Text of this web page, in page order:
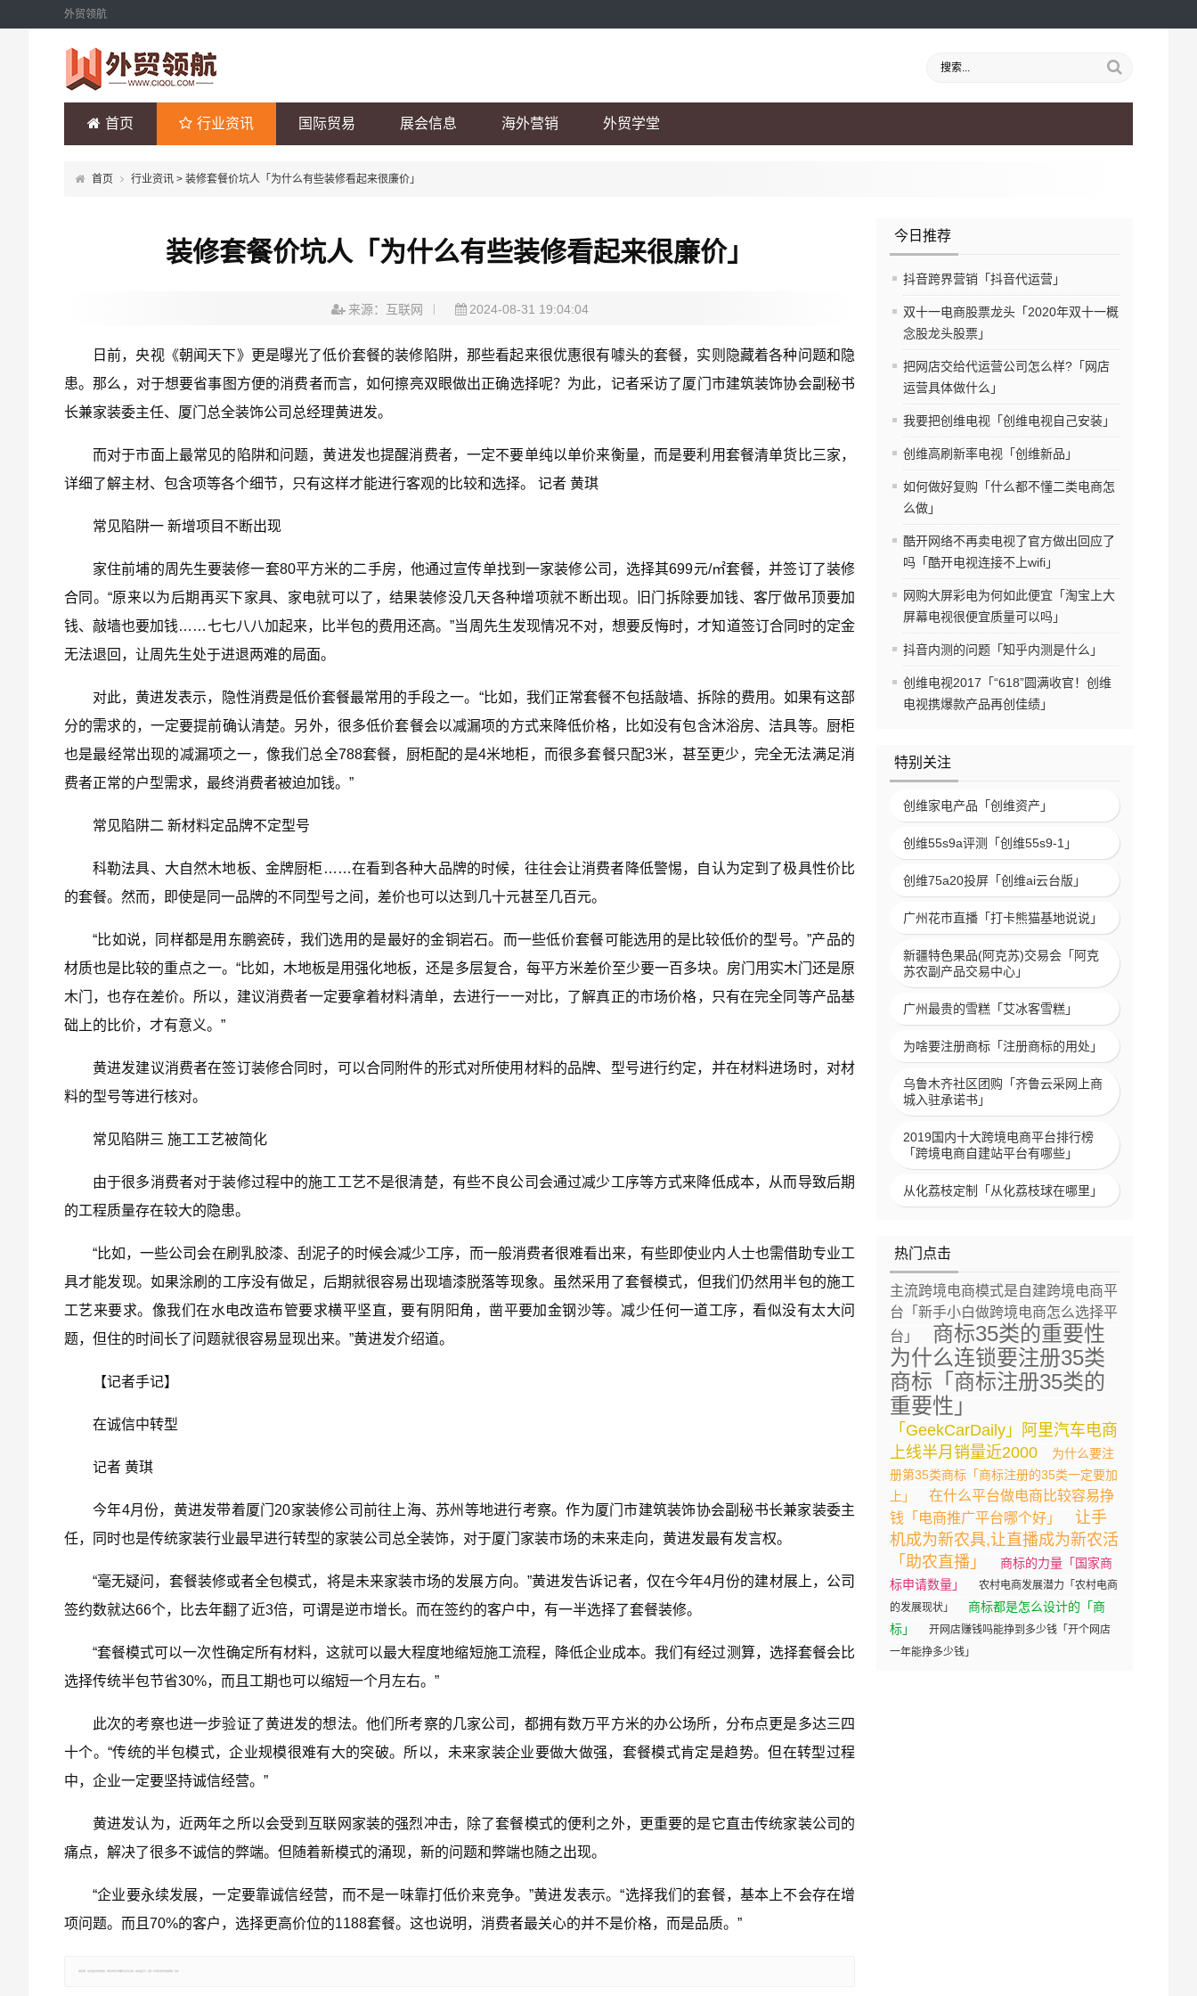
外贸领航
首页 行业资讯 国际贸易 展会信息 海外营销 外贸学堂
首页 行业资讯 > 装修套餐价坑人「为什么有些装修看起来很廉价」
今日推荐
抖音跨界营销「抖音代运营」
双十一电商股票龙头「2020年双十一概
念股龙头股票」
把网店交给代运营公司怎么样?「网店
运营具体做什么」
我要把创维电视「创维电视自己安装」
创维高刷新率电视「创维新品」
如何做好复购「什么都不懂二类电商怎
么做」
酷开网络不再卖电视了官方做出回应了
吗「酷开电视连接不上wifi」
网购大屏彩电为何如此便宜「淘宝上大
屏幕电视很便宜质量可以吗」
抖音内测的问题「知乎内测是什么」
创维电视2017「“618”圆满收官！创维
电视携爆款产品再创佳绩」
特别关注
创维家电产品「创维资产」
创维55s9a评测「创维55s9-1」
创维75a20投屏「创维ai云台版」
广州花市直播「打卡熊猫基地说说」
新疆特色果品(阿克苏)交易会「阿克
苏农副产品交易中心」
广州最贵的雪糕「艾冰客雪糕」
为啥要注册商标「注册商标的用处」
乌鲁木齐社区团购「齐鲁云采网上商
城入驻承诺书」
2019国内十大跨境电商平台排行榜
「跨境电商自建站平台有哪些」
从化荔枝定制「从化荔枝球在哪里」
热门点击
主流跨境电商模式是自建跨境电商平
台「新手小白做跨境电商怎么选择平
台」
商标35类的重要性
为什么连锁要注册35类
商标「商标注册35类的
重要性」
「GeekCarDaily」阿里汽车电商
上线半月销量近2000
为什么要注
册第35类商标「商标注册的35类一定要加
上」
在什么平台做电商比较容易挣
钱「电商推广平台哪个好」
让手
机成为新农具,让直播成为新农活
「助农直播」
商标的力量「国家商
标申请数量」
农村电商发展潜力「农村电商
的发展现状」
商标都是怎么设计的「商
标」
开网店赚钱吗能挣到多少钱「开个网店
一年能挣多少钱」
装修套餐价坑人「为什么有些装修看起来很廉价」
来源：互联网 2024-08-31 19:04:04
日前，央视《朝闻天下》更是曝光了低价套餐的装修陷阱，那些看起来很优惠很有噱头的套餐，实则隐藏着各种问题和隐
患。那么，对于想要省事图方便的消费者而言，如何擦亮双眼做出正确选择呢？为此，记者采访了厦门市建筑装饰协会副秘书
长兼家装委主任、厦门总全装饰公司总经理黄进发。
而对于市面上最常见的陷阱和问题，黄进发也提醒消费者，一定不要单纯以单价来衡量，而是要利用套餐清单货比三家，
详细了解主材、包含项等各个细节，只有这样才能进行客观的比较和选择。 记者 黄琪
常见陷阱一 新增项目不断出现
家住前埔的周先生要装修一套80平方米的二手房，他通过宣传单找到一家装修公司，选择其699元/㎡套餐，并签订了装修
合同。“原来以为后期再买下家具、家电就可以了，结果装修没几天各种增项就不断出现。旧门拆除要加钱、客厅做吊顶要加
钱、敲墙也要加钱……七七八八加起来，比半包的费用还高。”当周先生发现情况不对，想要反悔时，才知道签订合同时的定金
无法退回，让周先生处于进退两难的局面。
对此，黄进发表示，隐性消费是低价套餐最常用的手段之一。“比如，我们正常套餐不包括敲墙、拆除的费用。如果有这部
分的需求的，一定要提前确认清楚。另外，很多低价套餐会以减漏项的方式来降低价格，比如没有包含沐浴房、洁具等。厨柜
也是最经常出现的减漏项之一，像我们总全788套餐，厨柜配的是4米地柜，而很多套餐只配3米，甚至更少，完全无法满足消
费者正常的户型需求，最终消费者被迫加钱。”
常见陷阱二 新材料定品牌不定型号
科勒法具、大自然木地板、金牌厨柜……在看到各种大品牌的时候，往往会让消费者降低警惕，自认为定到了极具性价比
的套餐。然而，即使是同一品牌的不同型号之间，差价也可以达到几十元甚至几百元。
“比如说，同样都是用东鹏瓷砖，我们选用的是最好的金铜岩石。而一些低价套餐可能选用的是比较低价的型号。”产品的
材质也是比较的重点之一。“比如，木地板是用强化地板，还是多层复合，每平方米差价至少要一百多块。房门用实木门还是原
木门，也存在差价。所以，建议消费者一定要拿着材料清单，去进行一一对比，了解真正的市场价格，只有在完全同等产品基
础上的比价，才有意义。”
黄进发建议消费者在签订装修合同时，可以合同附件的形式对所使用材料的品牌、型号进行约定，并在材料进场时，对材
料的型号等进行核对。
常见陷阱三 施工工艺被简化
由于很多消费者对于装修过程中的施工工艺不是很清楚，有些不良公司会通过减少工序等方式来降低成本，从而导致后期
的工程质量存在较大的隐患。
“比如，一些公司会在刷乳胶漆、刮泥子的时候会减少工序，而一般消费者很难看出来，有些即使业内人士也需借助专业工
具才能发现。如果涂刷的工序没有做足，后期就很容易出现墙漆脱落等现象。虽然采用了套餐模式，但我们仍然用半包的施工
工艺来要求。像我们在水电改造布管要求横平坚直，要有阴阳角，凿平要加金钢沙等。减少任何一道工序，看似没有太大问
题，但住的时间长了问题就很容易显现出来。”黄进发介绍道。
【记者手记】
在诚信中转型
记者 黄琪
今年4月份，黄进发带着厦门20家装修公司前往上海、苏州等地进行考察。作为厦门市建筑装饰协会副秘书长兼家装委主
任，同时也是传统家装行业最早进行转型的家装公司总全装饰，对于厦门家装市场的未来走向，黄进发最有发言权。
“毫无疑问，套餐装修或者全包模式，将是未来家装市场的发展方向。”黄进发告诉记者，仅在今年4月份的建材展上，公司
签约数就达66个，比去年翻了近3倍，可谓是逆市增长。而在签约的客户中，有一半选择了套餐装修。
“套餐模式可以一次性确定所有材料，这就可以最大程度地缩短施工流程，降低企业成本。我们有经过测算，选择套餐会比
选择传统半包节省30%，而且工期也可以缩短一个月左右。”
此次的考察也进一步验证了黄进发的想法。他们所考察的几家公司，都拥有数万平方米的办公场所，分布点更是多达三四
十个。“传统的半包模式，企业规模很难有大的突破。所以，未来家装企业要做大做强，套餐模式肯定是趋势。但在转型过程
中，企业一定要坚持诚信经营。”
黄进发认为，近两年之所以会受到互联网家装的强烈冲击，除了套餐模式的便利之外，更重要的是它直击传统家装公司的
痛点，解决了很多不诚信的弊端。但随着新模式的涌现，新的问题和弊端也随之出现。
“企业要永续发展，一定要靠诚信经营，而不是一味靠打低价来竞争。”黄进发表示。“选择我们的套餐，基本上不会存在增
项问题。而且70%的客户，选择更高价位的1188套餐。这也说明，消费者最关心的并不是价格，而是品质。”